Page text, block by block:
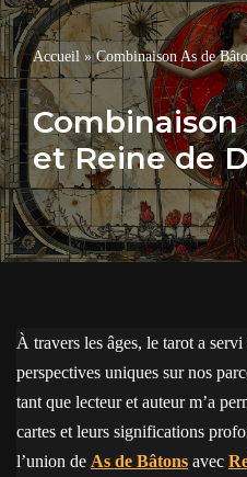
Accueil»Combinaison As de
et Reine de
À travers les âges, le tarot a
perspectives uniques sur nos
tant que lecteur et auteur m’a
cartes et leurs significations
l’union de As de Bâtons avec